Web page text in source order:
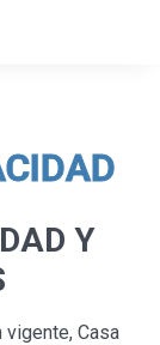
Y
Casa